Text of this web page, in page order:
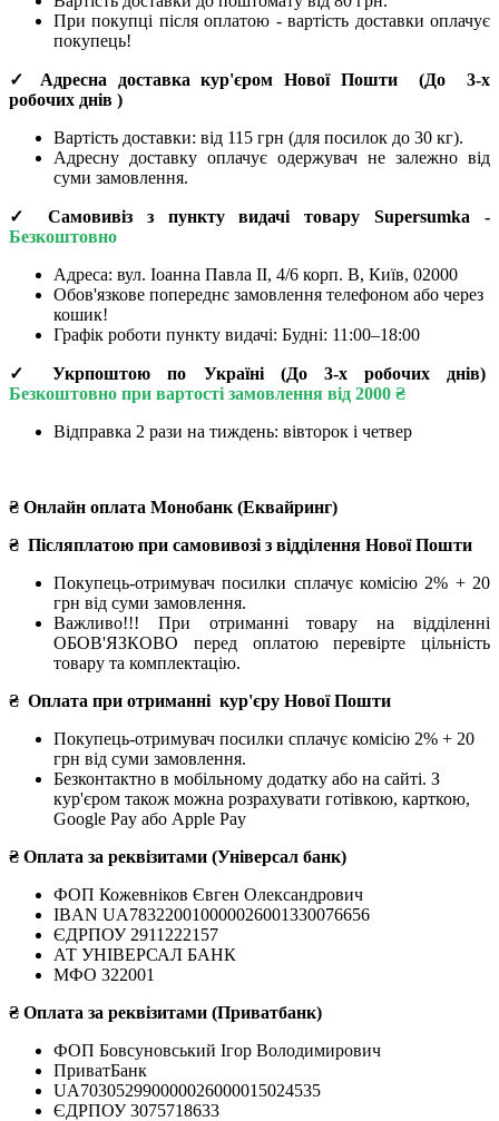
При покупці після оплатою - вартість доставки оплачує
покупець!
✓ Адресна доставка кур'єром Нової Пошти (До3-х
робочих днів )
Вартість доставки: від 115 грн (для посилок до 30 кг).
Адресну доставку оплачує одержувач не залежно від
суми замовлення.
✓ Самовивіз з пункту видачі товару Supersumka -
Безкоштовно
Адреса: вул. Іоанна Павла II, 4/6 корп. В, Київ, 02000
Обов'язкове попереднє замовлення телефоном або через
кошик!
Графік роботи пункту видачі: Будні: 11:00–18:00
✓ Укрпоштою по Україні (До 3-х робочих днів)
Безкоштовно при вартості замовлення від 2000 ₴
Відправка 2 рази на тиждень: вівторок і четвер
₴ Онлайн оплата Монобанк (Еквайринг)
₴ Післяплатою при самовивозі з відділення Нової Пошти
Покупець-отримувач посилки сплачує комісію 2% + 20
грн від суми замовлення.
Важливо!!! При отриманні товару на відділенні
ОБОВ'ЯЗКОВО перед оплатою перевірте цільність
товару та комплектацію.
₴ Оплата при отриманні кур'єру Нової Пошти
Покупець-отримувач посилки сплачує комісію 2% + 20
грн від суми замовлення.
Безконтактно в мобільному додатку або на сайті. З
кур'єром також можна розрахувати готівкою, карткою,
Google Pay або Apple Pay
₴ Оплата за реквізитами (Універсал банк)
ФОП Кожевніков Євген Олександрович
IBAN UA783220010000026001330076656
ЄДРПОУ 2911222157
АТ УНІВЕРСАЛ БАНК
МФО 322001
₴ Оплата за реквізитами (Приватбанк)
ФОП Бовсуновський Ігор Володимирович
ПриватБанк
UA703052990000026000015024535
ЄДРПОУ 3075718633